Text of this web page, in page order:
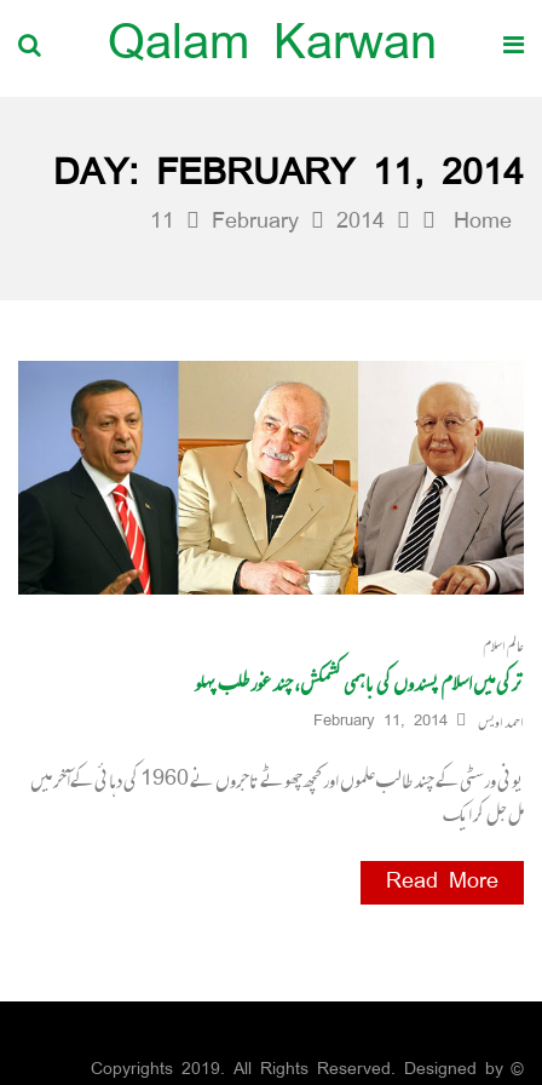
Qalam Karwan
DAY: FEBRUARY 11, 2014
Home
2014
February
11
عالم اسلام
ترکی میں اسلام پسندوں کی باہمی کشمکش، چند غور طلب پہلو
احمد اویس February 11, 2014
یونی ورسٹی کے چند طالب علموں اور کچھ چھوٹے تاجروں نے 1960 کی دہائی کےآخر میں
مل جل کر ایک
Read More
© Copyrights 2019. All Rights Reserved. Designed by